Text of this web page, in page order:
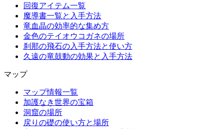
回復アイテム一覧
魔導書一覧と入手方法
竜血晶の効率的な集め方
金色のテイオウコガネの場所
刹那の飛石の入手方法と使い方
久遠の竜鼓動の効果と入手方法
マップ
マップ情報一覧
加護なき世界の宝箱
洞窟の場所
戻りの礎の使い方と場所